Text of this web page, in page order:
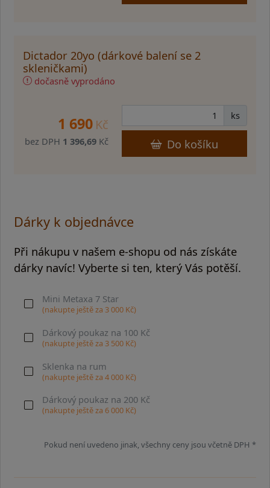
Dictador 20yo (dárkové balení se 2
skleničkami)
dočasně vyprodáno
1 690 Kč
bez DPH 1 396,69 Kč
ks
Do košíku
Dárky k objednávce
Při nákupu v našem e-shopu od nás získáte
dárky navíc! Vyberte si ten, který Vás potěší.
Mini Metaxa 7 Star
(nakupte ještě za 3 000Kč)
Dárkový poukaz na 100 Kč
(nakupte ještě za 3 500Kč)
Sklenka na rum
(nakupte ještě za 4 000Kč)
Dárkový poukaz na 200 Kč
(nakupte ještě za 6 000Kč)
Pokud není uvedeno jinak, všechny ceny jsou včetně DPH *